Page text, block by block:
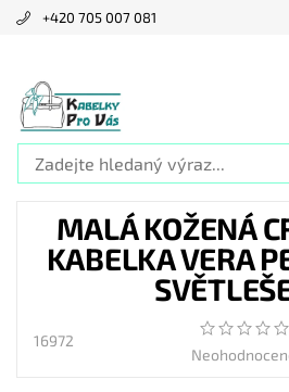
+420 705 007 081
MALÁ KOŽENÁ
KABELKA VERA
16972